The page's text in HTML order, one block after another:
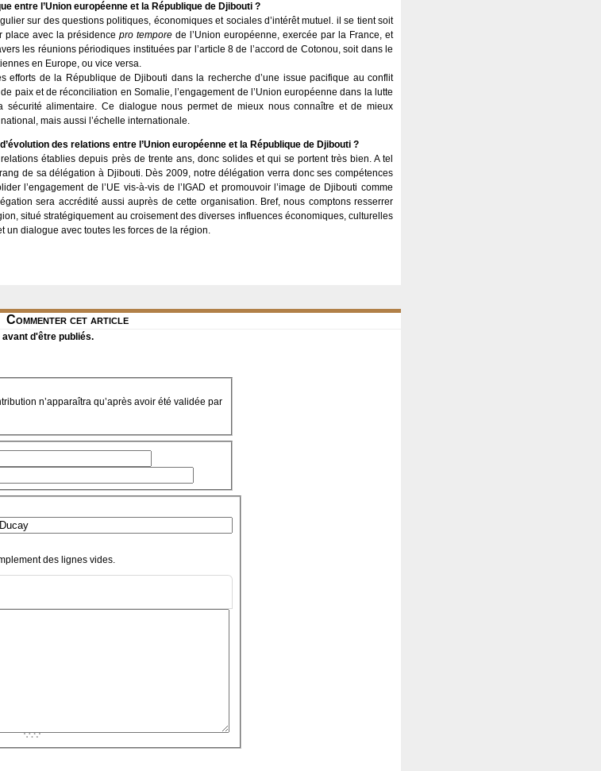
entre l’Union européenne et la République de Djibouti ?
sur des questions politiques, économiques et sociales d’intérêt mutuel. il se tient soit
place avec la présidence pro tempore de l’Union européenne, exercée par la France, et
les réunions périodiques instituées par l’article 8 de l’accord de Cotonou, soit dans le
en Europe, ou vice versa.
efforts de la République de Djibouti dans la recherche d’une issue pacifique au conflit
paix et de réconciliation en Somalie, l’engagement de l’Union européenne dans la lutte
alimentaire. Ce dialogue nous permet de mieux nous connaître et de mieux
mais aussi l’échelle internationale.
des relations entre l’Union européenne et la République de Djibouti ?
établies depuis près de trente ans, donc solides et qui se portent très bien. A tel
de sa délégation à Djibouti. Dès 2009, notre délégation verra donc ses compétences
l’engagement de l’UE vis-à-vis de l’IGAD et promouvoir l’image de Djibouti comme
sera accrédité aussi auprès de cette organisation. Bref, nous comptons resserrer
situé stratégiquement au croisement des diverses influences économiques, culturelles
un dialogue avec toutes les forces de la région.
Commenter cet article
d'être publiés.
n’apparaîtra qu’après avoir été validée par
des lignes vides.